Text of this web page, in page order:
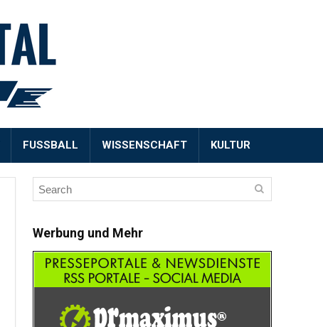
FUSSBALL WISSENSCHAFT KULTUR
Werbung und Mehr